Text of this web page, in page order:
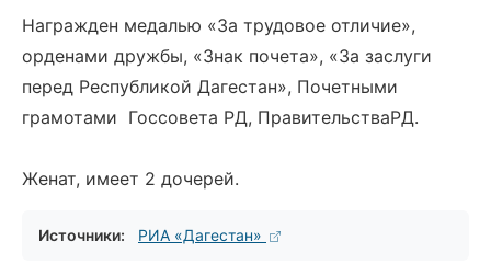
Награжден медалью «За трудовое отличие»,
орденами дружбы, «Знак почета», «За заслуги
перед Республикой Дагестан», Почетными
грамотами Госсовета РД, ПравительстваРД.
Женат, имеет 2 дочерей.
Источники: РИА «Дагестан»